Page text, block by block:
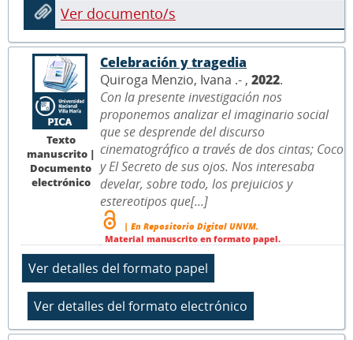
Ver documento/s
Texto
manuscrito |
Documento
electrónico
Celebración y tragedia
Quiroga Menzio, Ivana .- , 2022.
Con la presente investigación nos
proponemos analizar el imaginario social
que se desprende del discurso
cinematográfico a través de dos cintas; Coco
y El Secreto de sus ojos. Nos interesaba
develar, sobre todo, los prejuicios y
estereotipos que[...]
| En Repositorio Digital UNVM.
Material manuscrito en formato papel.